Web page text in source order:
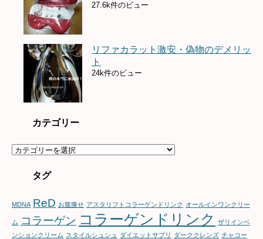
27.6k件のビュー
リファカラット激安・偽物のデメリッ
ト
24k件のビュー
カテゴリー
カ
タグ
MDNA ReD お腹痩せ アスタリフトコラーゲンドリンク オールインワンクリー
ム コラーゲン コラーゲンドリンク
ザリインベ
ンションクリーム スタイルシュシュ ダイエットサプリ ダーククレンズ チャコー